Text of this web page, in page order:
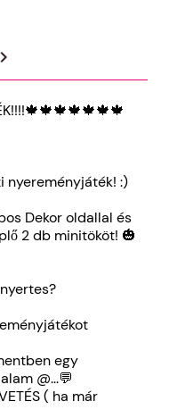
chevron_right
nyereményjáték! :)
Dekor oldallal és
2 db minitököt! 🎃
egy
@...💬
( ha már